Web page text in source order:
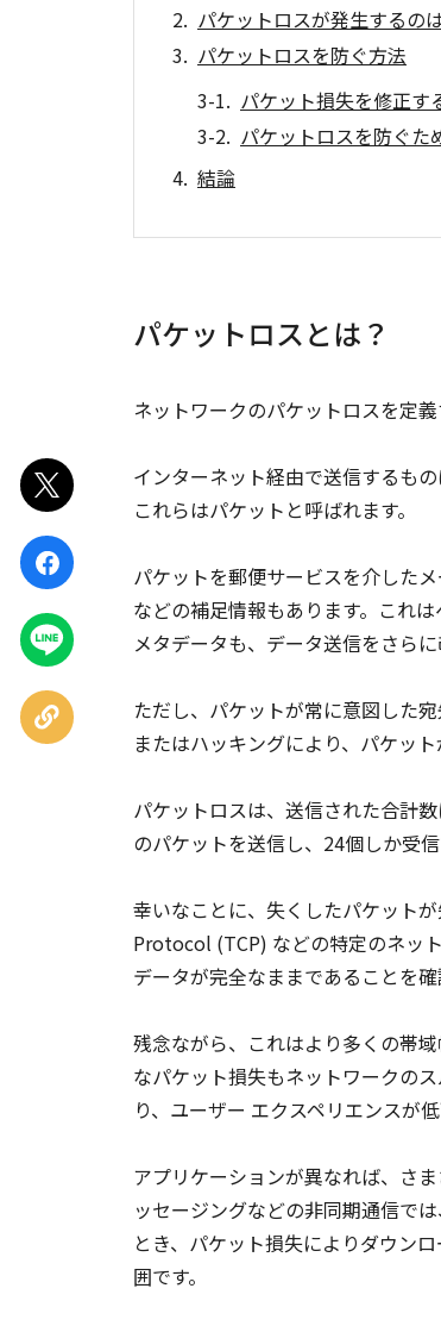
ポスト
シェア
LINEで
送る
URLを
コピー
パケットロスが発生するの
パケットロスを防ぐ方法
パケット損失を修正す
パケットロスを防ぐた
結論
パケットロスとは？
ネットワークのパケットロスを定
インターネット経由で送信するも
これらはパケットと呼ばれます。
パケットを郵便サービスを介した
などの補足情報もあります。これ
メタデータも、データ送信をさら
ただし、パケットが常に意図した
またはハッキングにより、パケッ
パケットロスは、送信された合計
のパケットを送信し、24個しか受
幸いなことに、失くしたパケット
Protocol (TCP) などの特定のネッ
データが完全なままであることを確
残念ながら、これはより多くの帯
なパケット損失もネットワークの
り、ユーザー エクスペリエンスが
アプリケーションが異なれば、さ
ッセージングなどの非同期通信で
とき、パケット損失によりダウン
囲です。